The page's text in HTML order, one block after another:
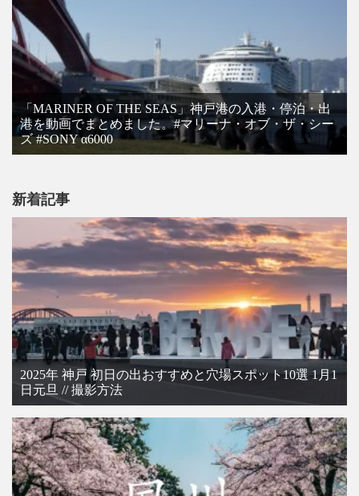
「MARINER OF THE SEAS」神戸港の入港・停泊・出
港を動画でまとめました。#マリーナ・オブ・ザ・シー
ズ #SONY α6000
新着記事
2025年 神戸 初日の出おすすめと穴場スポット10選 1月1
日元旦 // 撮影方法